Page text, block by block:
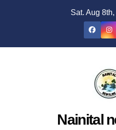
Sat. Aug
Nainital